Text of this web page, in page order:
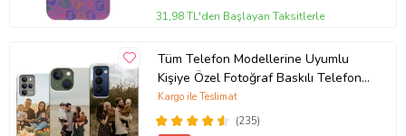
31,98 TL'den Başlayan Taksitlerle
Tüm Telefon Modellerine Uyumlu
Kişiye Özel Fotoğraf Baskılı Telefon
Kılıfı
(235)
Kargo ile Teslimat